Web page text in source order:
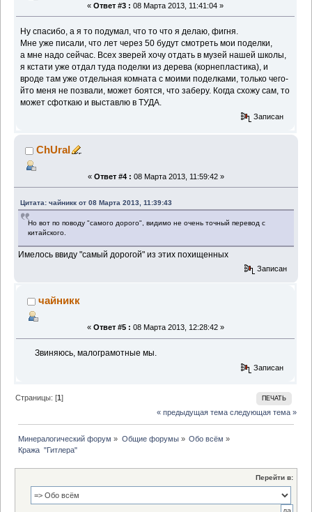
« Ответ #3 : 08 Марта 2013, 11:41:04 »
Ну спасибо, а я то подумал, что то что я делаю, фигня.
Мне уже писали, что лет через 50 будут смотреть мои поделки,
а мне надо сейчас. Всех зверей хочу отдать в музей нашей школы,
я кстати уже отдал туда поделки из дерева (корнепластика), и
вроде там уже отдельная комната с моими поделками, только чего-
йто меня не позвали, может боятся, что заберу. Когда схожу сам, то
может сфоткаю и выставлю в ТУДА.
Записан
ChUral
« Ответ #4 : 08 Марта 2013, 11:59:42 »
Цитата: чайникк от 08 Марта 2013, 11:39:43
Но вот по поводу "самого дорого", видимо не очень точный перевод с
китайского.
Имелось ввиду "самый дорогой" из этих похищенных
Записан
чайникк
« Ответ #5 : 08 Марта 2013, 12:28:42 »
Звиняюсь, малограмотные мы.
Записан
ПЕЧАТЬ
Страницы: [1]
« предыдущая тема следующая тема »
Минералогический форум » Общие форумы» Обо всём »
Кража  "Гитлера"
Перейти в: